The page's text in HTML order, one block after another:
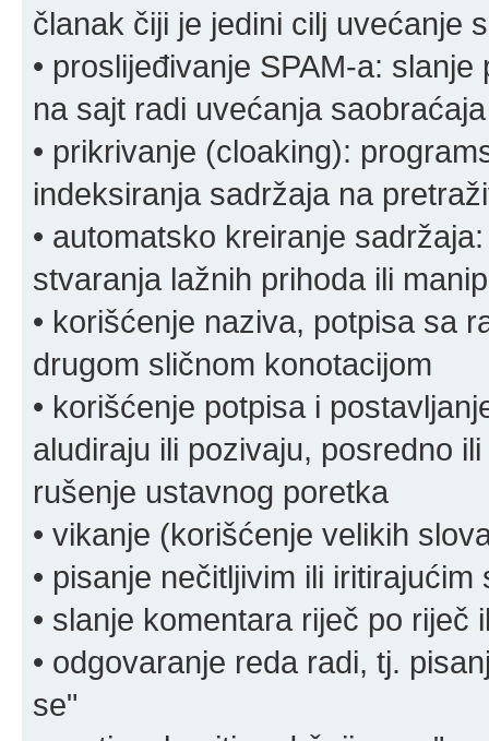
članak čiji je jedini cilj uvećanje
• proslijeđivanje SPAM-a:
na sajt radi uvećanja
• prikrivanje (cloaking):
indeksiranja sadržaja na
• automatsko kreiranje
stvaranja lažnih prihoda ili
• korišćenje naziva, potpisa sa
drugom sličnom konotacijom
• korišćenje potpisa i
aludiraju ili pozivaju, posredno
rušenje ustavnog poretka
• vikanje (korišćenje velikih
• pisanje nečitljivim ili iritirajućim
• slanje komentara riječ po riječ
• odgovaranje reda radi, tj.
se"